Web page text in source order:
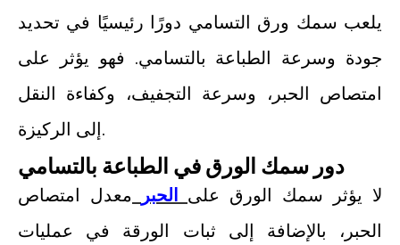
يلعب سمك ورق التسامي دورًا رئيسيًا في تحديد
جودة وسرعة الطباعة بالتسامي. فهو يؤثر على
امتصاص الحبر، وسرعة التجفيف، وكفاءة النقل
إلى الركيزة.
دور سمك الورق في الطباعة بالتسامي
لا يؤثر سمك الورق على الحبر معدل امتصاص
الحبر، بالإضافة إلى ثبات الورقة في عمليات